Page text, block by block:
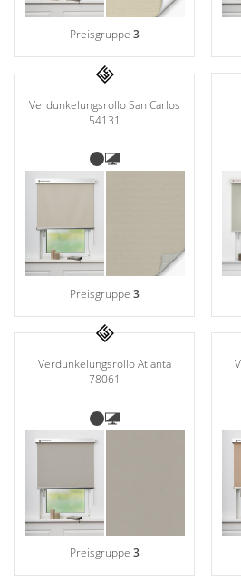
Preisgruppe3
Verdunkelungsrollo San Carlos
54131
Preisgruppe3
Verdunkelungsrollo Atlanta
78061
Preisgruppe3